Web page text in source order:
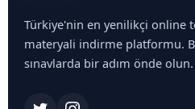
Türkiye'nin en yenilikçi online
materyali indirme platformu.
sınavlarda bir adım önde olun.